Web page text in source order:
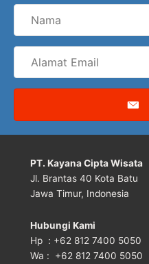
Email
PT. Kayana Cipta Wisata
Jl. Brantas 40 Kota Batu
Jawa Timur, Indonesia
Hubungi Kami
Hp : +62 812 7400 5050
Wa : +62 812 7400 5050